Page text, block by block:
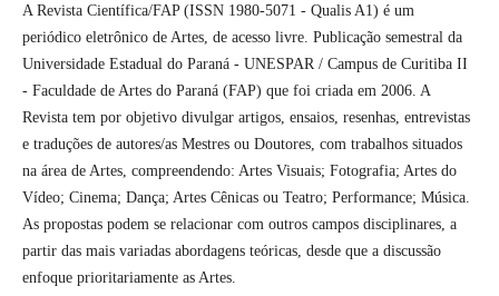
A Revista Cientí­fica/FAP (ISSN 1980-5071 - Qualis A1) é um
periódico eletrônico de Artes, de acesso livre. Publicação semestral da
Universidade Estadual do Paraná - UNESPAR / Campus de Curitiba II
- Faculdade de Artes do Paraná (FAP) que foi criada em 2006. A
Revista tem por objetivo divulgar artigos, ensaios, resenhas, entrevistas
e traduções de autores/as Mestres ou Doutores, com trabalhos situados
na área de Artes, compreendendo: Artes Visuais; Fotografia; Artes do
Ví­deo; Cinema; Dança; Artes Cênicas ou Teatro; Performance; Música.
As propostas podem se relacionar com outros campos disciplinares, a
partir das mais variadas abordagens teóricas, desde que a discussão
enfoque prioritariamente as Artes.